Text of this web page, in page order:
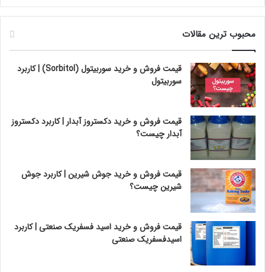
محبوب ترین مقالات
قیمت فروش و خرید سوربیتول (Sorbitol) | کاربرد
سوربیتول
قیمت فروش و خرید دکستروز آبدار | کاربرد دکستروز
آبدار چیست؟
قیمت فروش و خرید جوش شیرین | کاربرد جوش
شیرین چیست؟
قیمت فروش و خرید اسید فسفریک صنعتی | کاربرد
اسیدفسفریک صنعتی